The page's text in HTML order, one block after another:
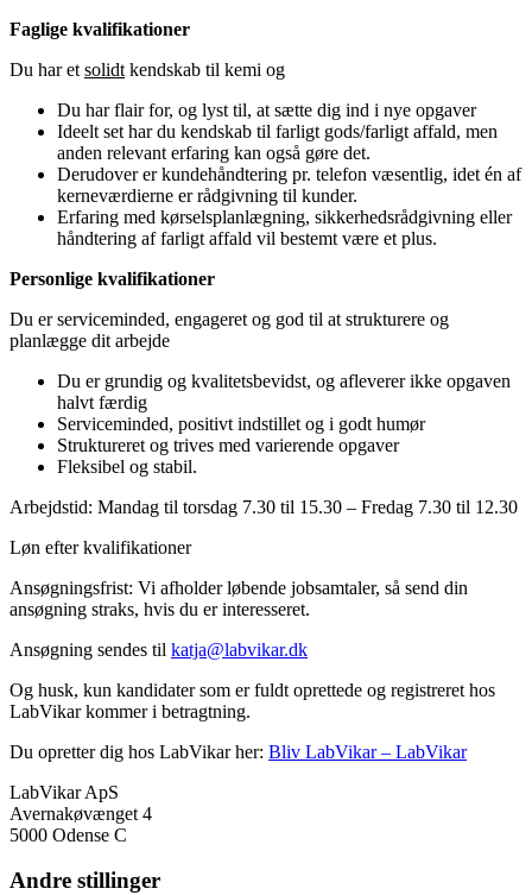
Faglige kvalifikationer
Du har et solidt kendskab til kemi og
Du har flair for, og lyst til, at sætte dig ind i nye opgaver
Ideelt set har du kendskab til farligt gods/farligt affald, men
anden relevant erfaring kan også gøre det.
Derudover er kundehåndtering pr. telefon væsentlig, idet én af
kerneværdierne er rådgivning til kunder.
Erfaring med kørselsplanlægning, sikkerhedsrådgivning eller
håndtering af farligt affald vil bestemt være et plus.
Personlige kvalifikationer
Du er serviceminded, engageret og god til at strukturere og
planlægge dit arbejde
Du er grundig og kvalitetsbevidst, og afleverer ikke opgaven
halvt færdig
Serviceminded, positivt indstillet og i godt humør
Struktureret og trives med varierende opgaver
Fleksibel og stabil.
Arbejdstid: Mandag til torsdag 7.30 til 15.30 – Fredag 7.30 til 12.30
Løn efter kvalifikationer
Ansøgningsfrist: Vi afholder løbende jobsamtaler, så send din
ansøgning straks, hvis du er interesseret.
Ansøgning sendes til katja@labvikar.dk
Og husk, kun kandidater som er fuldt oprettede og registreret hos
LabVikar kommer i betragtning.
Du opretter dig hos LabVikar her: Bliv LabVikar – LabVikar
LabVikar ApS
Avernakøvænget 4
5000 Odense C
Andre stillinger